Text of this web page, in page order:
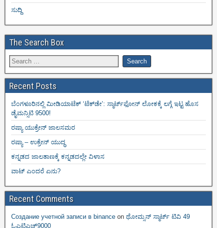
ಸುದ್ದಿ
The Search Box
Recent Posts
ಬೆಂಗಳೂರಿನಲ್ಲಿ ಮೀಡಿಯಾಟೆಕ್‌ ‘ಟೆಕ್‌ಡೇ’: ಸ್ಮಾರ್ಟ್‌ಫೋನ್ ಲೋಕಕ್ಕೆ ಲಗ್ಗೆ ಇಟ್ಟ ಹೊಸ
ಡೈಮನ್ಸಿಟಿ 9500!
ರಷ್ಯಾ ಯುಕ್ರೇನ್ ಜಾಲಸಮರ
ರಷ್ಯಾ – ಉಕ್ರೇನ್ ಯುದ್ಧ
ಕನ್ನಡದ ಜಾಲತಾಣಕ್ಕೆ ಕನ್ನಡದಲ್ಲೇ ವಿಳಾಸ
ವಾಟ್ ಎಂದರೆ ಏನು?
Recent Comments
Создание учетной записи в binance on ಥೋಮ್ಸನ್ ಸ್ಮಾರ್ಟ್‌ ಟಿವಿ 49
ಓಎಟಿಎಚ್9000